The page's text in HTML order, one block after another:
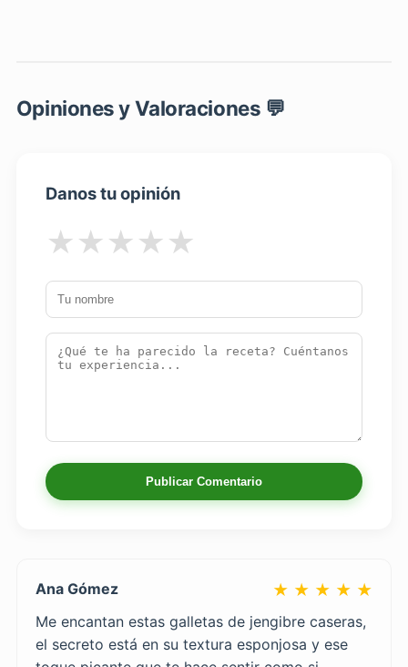
Opiniones y Valoraciones 💬
Danos tu opinión
★
★
★
★
★
Publicar Comentario
Ana Gómez ★ ★ ★ ★ ★
Me encantan estas galletas de jengibre caseras,
el secreto está en su textura esponjosa y ese